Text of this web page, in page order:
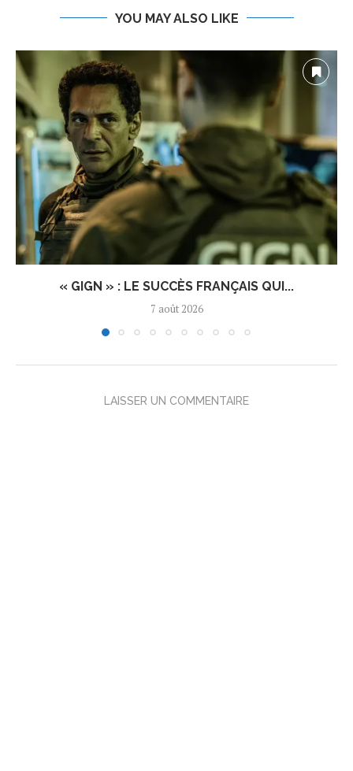
YOU MAY ALSO LIKE
« GIGN » : LE SUCCÈS FRANÇAIS QUI...
7 août 2026
LAISSER UN COMMENTAIRE